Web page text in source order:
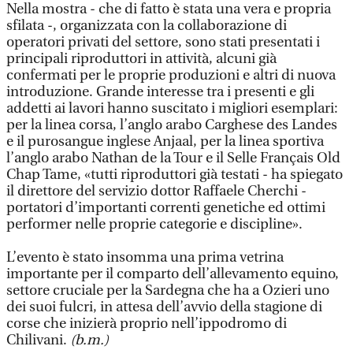
Nella mostra - che di fatto è stata una vera e propria
sfilata -, organizzata con la collaborazione di
operatori privati del settore, sono stati presentati i
principali riproduttori in attività, alcuni già
confermati per le proprie produzioni e altri di nuova
introduzione. Grande interesse tra i presenti e gli
addetti ai lavori hanno suscitato i migliori esemplari:
per la linea corsa, l’anglo arabo Carghese des Landes
e il purosangue inglese Anjaal, per la linea sportiva
l’anglo arabo Nathan de la Tour e il Selle Français Old
Chap Tame, «tutti riproduttori già testati - ha spiegato
il direttore del servizio dottor Raffaele Cherchi -
portatori d’importanti correnti genetiche ed ottimi
performer nelle proprie categorie e discipline».
L’evento è stato insomma una prima vetrina
importante per il comparto dell’allevamento equino,
settore cruciale per la Sardegna che ha a Ozieri uno
dei suoi fulcri, in attesa dell’avvio della stagione di
corse che inizierà proprio nell’ippodromo di
Chilivani. (b.m.)